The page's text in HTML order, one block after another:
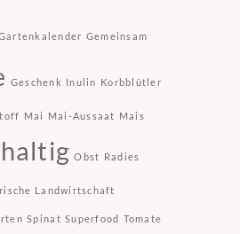
Gemeinsam
Geschenk Inulin Korbblütler
Mai Mai-Aussaat Mais
Obst Radies
Landwirtschaft
Spinat Superfood Tomate